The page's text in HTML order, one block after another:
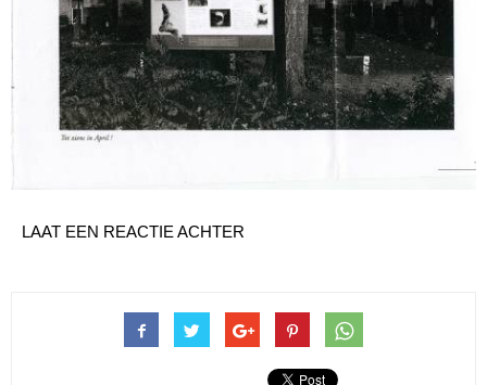
LAAT EEN REACTIE ACHTER